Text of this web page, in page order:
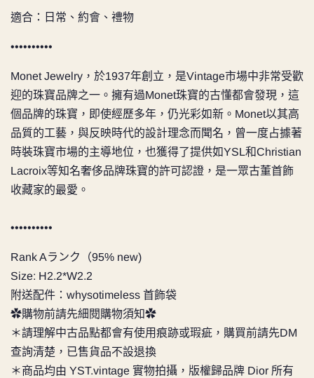
適合：日常、約會、禮物
••••••••••
Monet Jewelry，於1937年創立，是Vintage市場中非常受歡
迎的珠寶品牌之一。擁有過Monet珠寶的古懂都會發現，這
個品牌的珠寶，即使經歷多年，仍光彩如新。Monet以其高
品質的工藝，與反映時代的設計理念而聞名，曾一度占據著
時裝珠寶市場的主導地位，也獲得了提供如YSL和Christian
Lacroix等知名奢侈品牌珠寶的許可認證，是一眾古董首飾
收藏家的最愛。
••••••••••
Rank Aランク（95% new)
Size: H2.2*W2.2
附送配件：whysotimeless 首飾袋
✿購物前請先細閱購物須知✿
＊請理解中古品點都會有使用痕跡或瑕疵，購買前請先DM
查詢清楚，已售貨品不設退換
＊商品均由 YST.vintage 實物拍攝，版權歸品牌 Dior 所有